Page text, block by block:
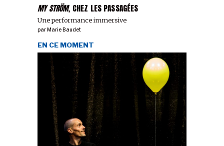
MY STRÖM, CHEZ LES PASSAGÉES
Une performance immersive
parMarie Baudet
EN CE MOMENT